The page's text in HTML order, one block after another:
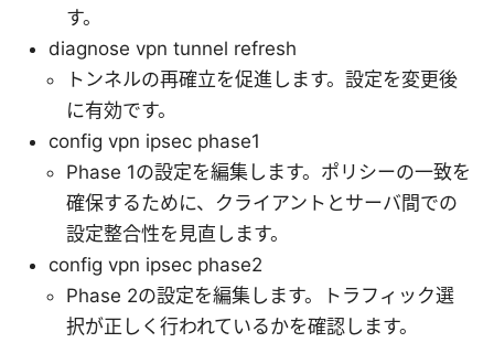
す。
diagnose vpn tunnel refresh
トンネルの再確立を促進します。設定を変更後
に有効です。
config vpn ipsec phase1
Phase 1の設定を編集します。ポリシーの一致を
確保するために、クライアントとサーバ間での
設定整合性を見直します。
config vpn ipsec phase2
Phase 2の設定を編集します。トラフィック選
択が正しく行われているかを確認します。